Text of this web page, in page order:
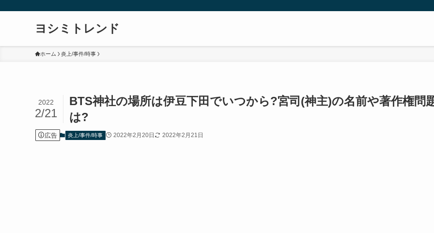
ヨシミトレンド
ホーム 炎上/事件/時事
BTS神社の場所は伊豆下田でいつから?宮司(神主)の名前や著作権問
は?
2022
2/21
広告 炎上/事件/時事 2022年2月20日 2022年2月21日